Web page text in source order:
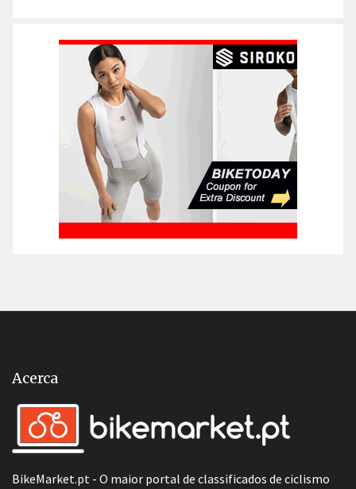
Acerca
BikeMarket.pt - O maior portal de classificados de ciclismo